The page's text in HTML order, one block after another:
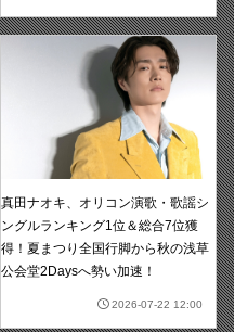
真田ナオキ、オリコン演歌・歌謡シ
ングルランキング1位＆総合7位獲
得！夏まつり全国行脚から秋の浅草
公会堂2Daysへ勢い加速！
2026-07-22 12:00